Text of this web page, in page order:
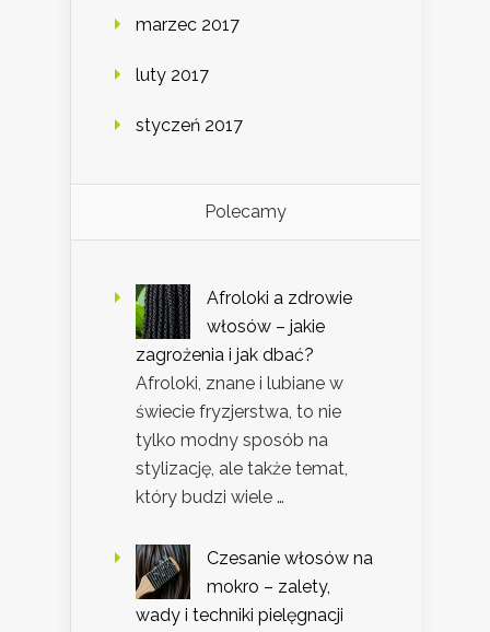
marzec 2017
luty 2017
styczeń 2017
Polecamy
Afroloki a zdrowie
włosów – jakie
zagrożenia i jak dbać?
Afroloki, znane i lubiane w
świecie fryzjerstwa, to nie
tylko modny sposób na
stylizację, ale także temat,
który budzi wiele …
Czesanie włosów na
mokro – zalety,
wady i techniki pielęgnacji